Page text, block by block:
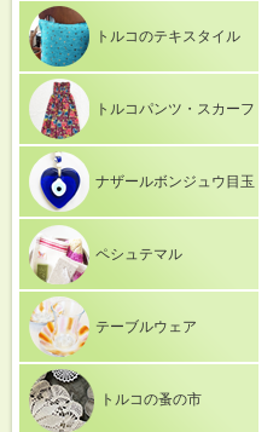
トルコのテキスタイル
トルコパンツ・スカーフ
ナザールボンジュウ目玉
ペシュテマル
テーブルウェア
トルコの蚤の市